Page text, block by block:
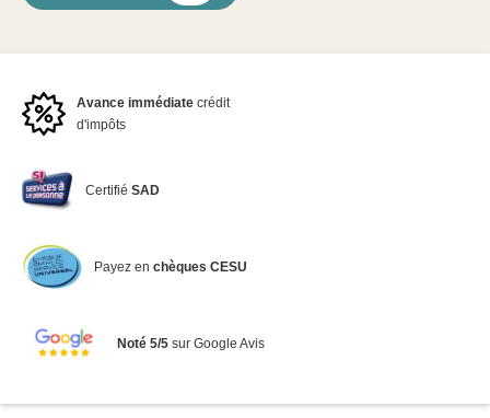
Avance immédiate crédit
d'impôts
CertifiéSAD
Payez en chèques CESU
Noté 5/5sur Google Avis